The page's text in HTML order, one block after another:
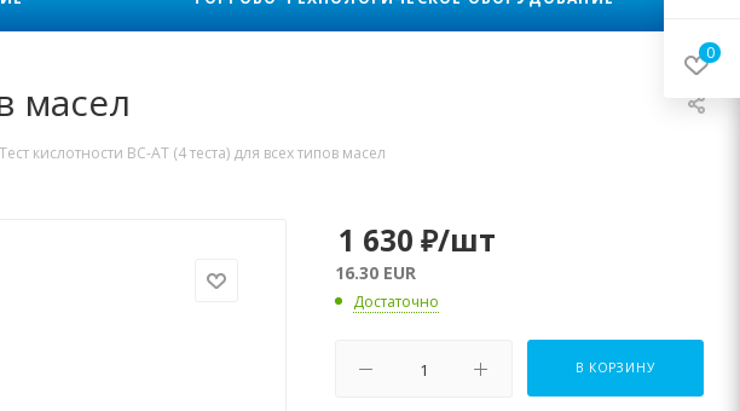
масел
Тест кислотности BC-AT (4 теста) для всех типов масел
1 630 ₽/шт
16.30 EUR
Достаточно
В КОРЗИНУ
0